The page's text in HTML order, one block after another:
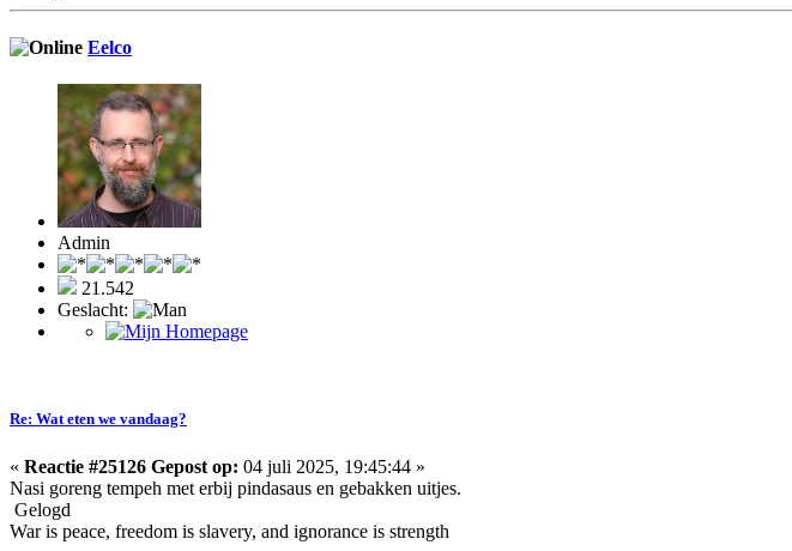
Eelco
Admin
21.542
Geslacht:
Re: Wat eten we vandaag?
« Reactie #25126 Gepost op: 04 juli 2025, 19:45:44 »
Nasi goreng tempeh met erbij pindasaus en gebakken uitjes.
Gelogd
War is peace, freedom is slavery, and ignorance is strength